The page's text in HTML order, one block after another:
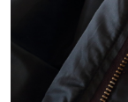
#ESSENTIAL
#NEW
#路地裏てぃ
#GH 銘品の所